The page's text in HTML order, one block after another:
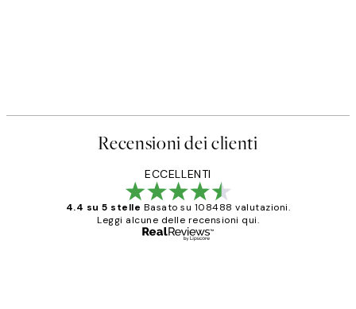
Recensioni dei clienti
ECCELLENTI
4.4 su 5 stelle Basato su 108488 valutazioni.
Leggi alcune delle recensioni qui.